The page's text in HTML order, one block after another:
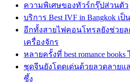
ความพิเศษของทัวร์กรุ๊ปส่วนตัว
บริการ Best IVF in Bangkok เ
อีกทั้งสายไฟคอนโทรลยังช่วย
เครื่องจักร
หลายครั้งที่ best romance
ชุดจีนยังโดดเด่นด้วยลวดลาย
ซึ้ง